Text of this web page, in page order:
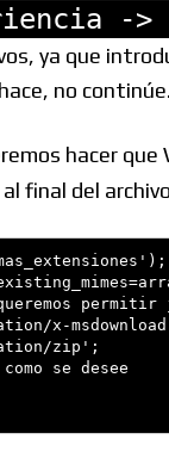
->
ya que
no continúe.
hacer
final del
permitir
x-
zip';
se desee